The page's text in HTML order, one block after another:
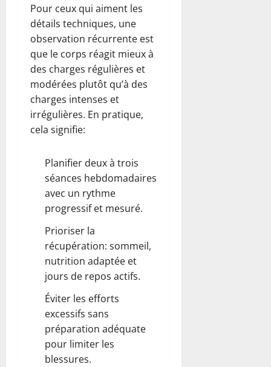
Pour ceux qui aiment les
détails techniques, une
observation récurrente est
que le corps réagit mieux à
des charges régulières et
modérées plutôt qu’à des
charges intenses et
irrégulières. En pratique,
cela signifie:
Planifier deux à trois
séances hebdomadaires
avec un rythme
progressif et mesuré.
Prioriser la
récupération: sommeil,
nutrition adaptée et
jours de repos actifs.
Éviter les efforts
excessifs sans
préparation adéquate
pour limiter les
blessures.